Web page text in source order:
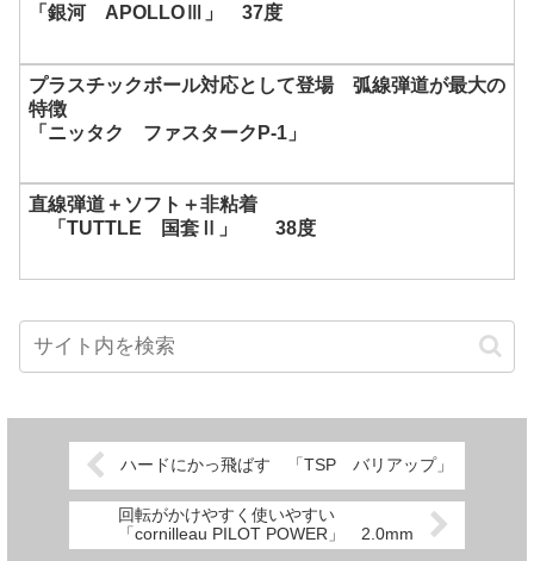
「銀河 APOLLOⅢ」 37度
プラスチックボール対応として登場 弧線弾道が最大の
特徴
「ニッタク ファスタークP-1」
直線弾道＋ソフト＋非粘着
「TUTTLE 国套Ⅱ」 38度
ハードにかっ飛ばす 「TSP バリアップ」
回転がかけやすく使いやすい
「cornilleau PILOT POWER」 2.0mm